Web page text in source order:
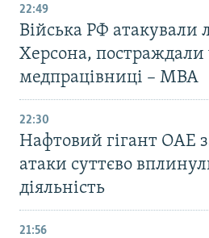
22:49
Війська РФ атакували
Херсона, постраждали
медпрацівниці – МВА
22:30
Нафтовий гігант ОАЕ
атаки суттєво
діяльність
21:56